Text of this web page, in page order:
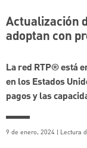
Actualización
adoptan con
La red RTP® está
en los Estados
pagos y las
9 de enero, 2024 | Lectura